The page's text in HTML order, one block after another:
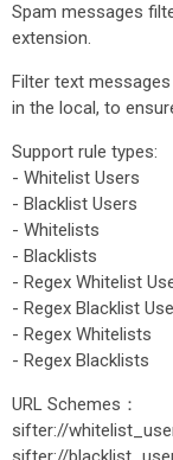
Spam messages
extension.
Filter text
in the local, to
Support rule types:
- Whitelist Users
- Blacklist Users
- Whitelists
- Blacklists
- Regex Whitelist
- Regex Blacklist
- Regex Whitelists
- Regex Blacklists
URL Schemes：
sifter://